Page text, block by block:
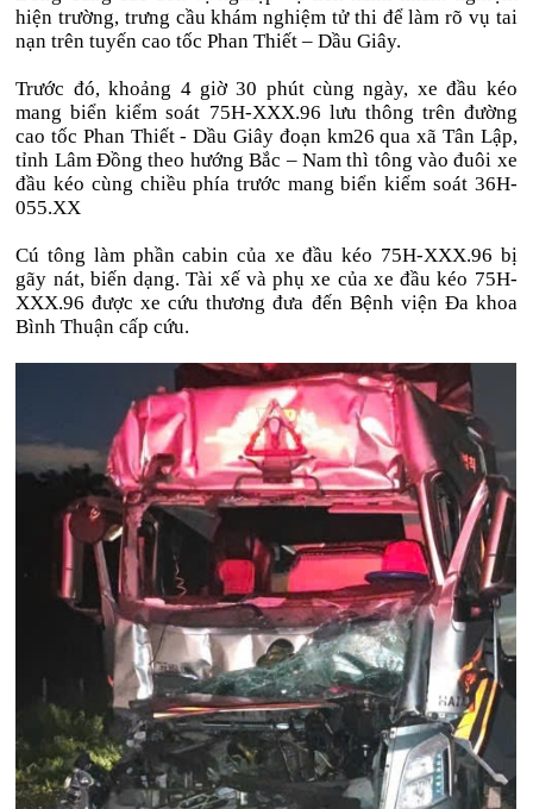
hiện trường, trưng cầu khám nghiệm tử thi để làm rõ vụ tai
nạn trên tuyến cao tốc Phan Thiết – Dầu Giây.
Trước đó, khoảng 4 giờ 30 phút cùng ngày, xe đầu kéo
mang biển kiểm soát 75H-XXX.96 lưu thông trên đường
cao tốc Phan Thiết - Dầu Giây đoạn km26 qua xã Tân Lập,
tỉnh Lâm Đồng theo hướng Bắc – Nam thì tông vào đuôi xe
đầu kéo cùng chiều phía trước mang biển kiểm soát 36H-
055.XX
Cú tông làm phần cabin của xe đầu kéo 75H-XXX.96 bị
gãy nát, biến dạng. Tài xế và phụ xe của xe đầu kéo 75H-
XXX.96 được xe cứu thương đưa đến Bệnh viện Đa khoa
Bình Thuận cấp cứu.